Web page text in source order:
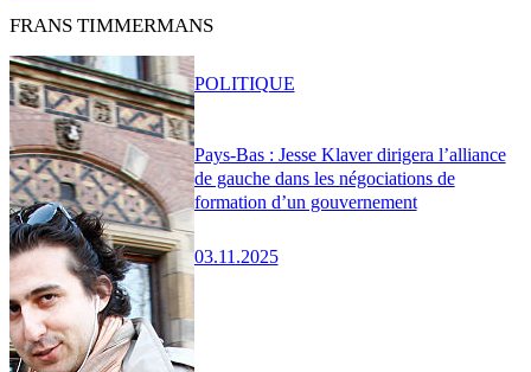
FRANS TIMMERMANS
Pays-Bas : Jesse Klaver dirigera l’alliance
de gauche dans les négociations de
formation d’un gouvernement
03.11.2025
POLITIQUE